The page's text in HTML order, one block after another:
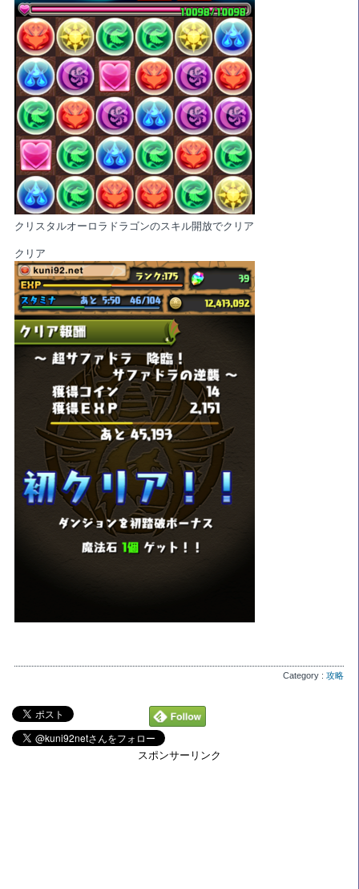
クリスタルオーロラドラゴンのスキル開放でクリア
クリア
Category : 攻略
スポンサーリンク